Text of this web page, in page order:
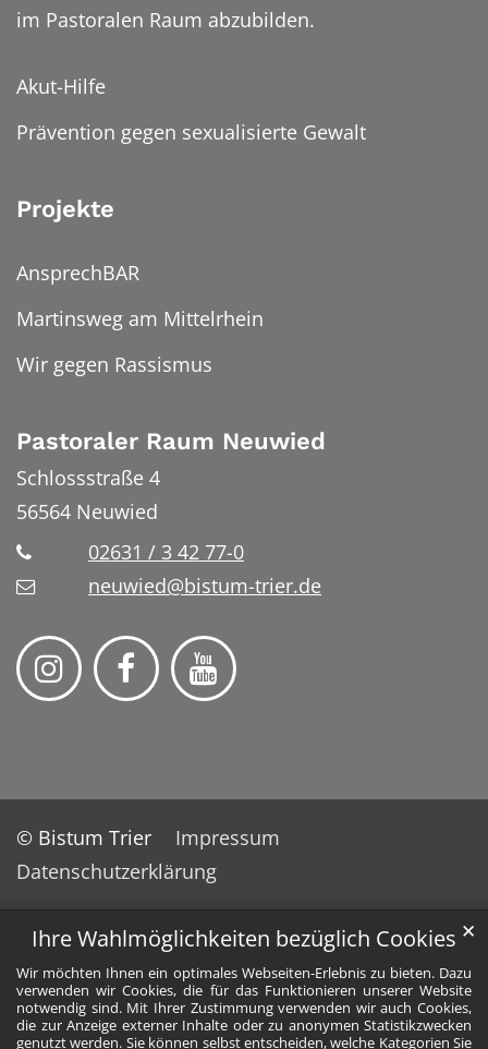
Ihre Wahlmöglichkeiten bezüglich Cookies
Wir möchten Ihnen ein optimales Webseiten-Erlebnis zu bieten. Dazu
verwenden wir Cookies, die für das Funktionieren unserer Website
notwendig sind. Mit Ihrer Zustimmung verwenden wir auch Cookies,
die zur Anzeige externer Inhalte oder zu anonymen Statistikzwecken
genutzt werden. Sie können selbst entscheiden, welche Kategorien Sie
✕
im Pastoralen Raum abzubilden.
Akut-Hilfe
Prävention gegen sexualisierte Gewalt
Projekte
AnsprechBAR
Martinsweg am Mittelrhein
Wir gegen Rassismus
Pastoraler Raum Neuwied
Schlossstraße 4
56564 Neuwied
02631 / 3 42 77-0
neuwied@bistum-trier.de
© Bistum Trier
Impressum
Datenschutzerklärung